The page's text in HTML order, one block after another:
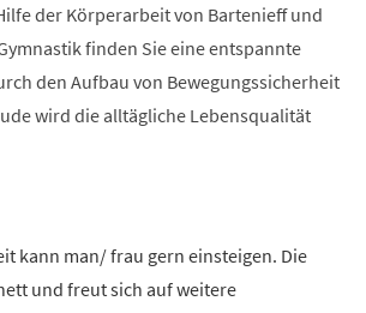
der Körperarbeit von Bartenieff und
finden Sie eine entspannte
den Aufbau von Bewegungssicherheit
wird die alltägliche Lebensqualität
kann man/ frau gern einsteigen. Die
und freut sich auf weitere